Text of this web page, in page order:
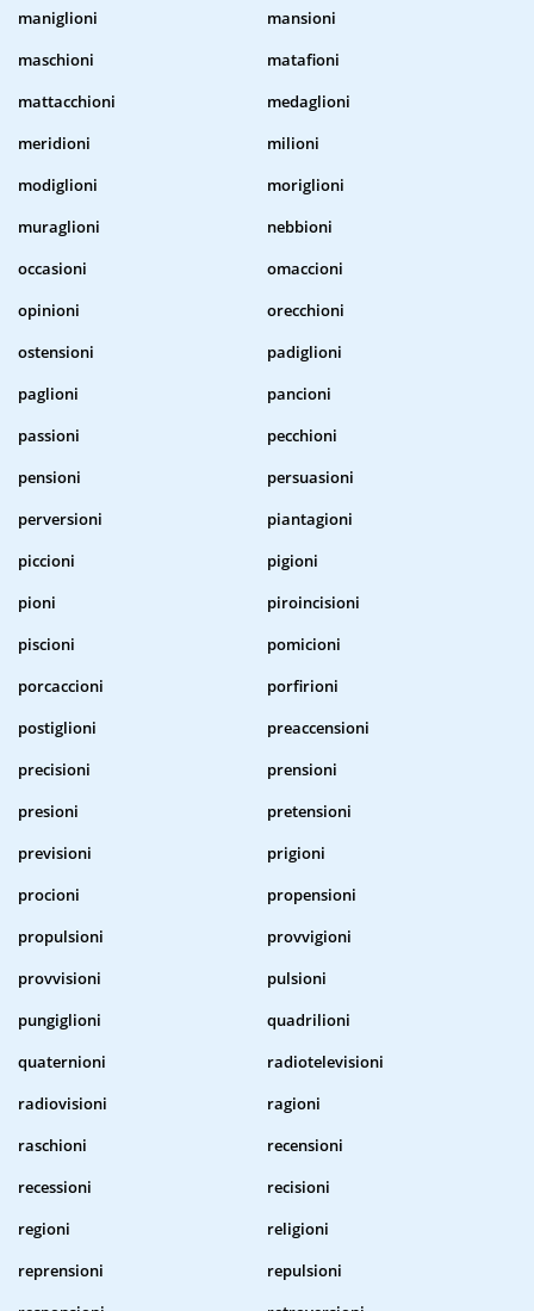
maniglioni
mansioni
maschioni
matafioni
mattacchioni
medaglioni
meridioni
milioni
modiglioni
moriglioni
muraglioni
nebbioni
occasioni
omaccioni
opinioni
orecchioni
ostensioni
padiglioni
paglioni
pancioni
passioni
pecchioni
pensioni
persuasioni
perversioni
piantagioni
piccioni
pigioni
pioni
piroincisioni
piscioni
pomicioni
porcaccioni
porfirioni
postiglioni
preaccensioni
precisioni
prensioni
presioni
pretensioni
previsioni
prigioni
procioni
propensioni
propulsioni
provvigioni
provvisioni
pulsioni
pungiglioni
quadrilioni
quaternioni
radiotelevisioni
radiovisioni
ragioni
raschioni
recensioni
recessioni
recisioni
regioni
religioni
reprensioni
repulsioni